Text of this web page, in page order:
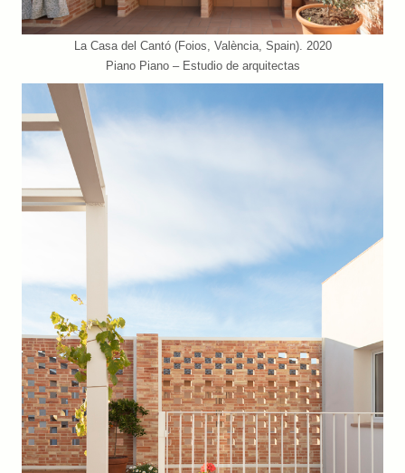
La Casa del Cantó (Foios, València, Spain). 2020
Piano Piano – Estudio de arquitectas